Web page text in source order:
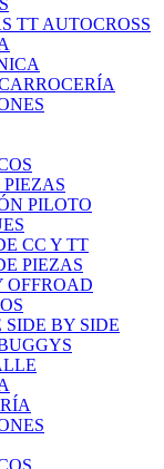
TT AUTOCROSS
PIEZAS
PILOTO
CC Y TT
PIEZAS
OFFROAD
SIDE BY SIDE